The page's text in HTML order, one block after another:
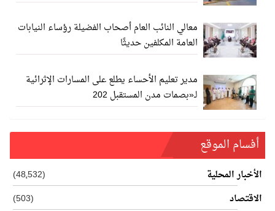
معالي النائب العام أصحاب الفضيلة رؤساء النيابات
العامة المكلفين حديثًا
مدير تعليم الأحساء يطلع على المسارات الإثرائية
لـ«بصمات مدن المستقبل 202
أفسام الموقع
الأخبار المحلية
(48٬532)
الاقتصاد
(503)